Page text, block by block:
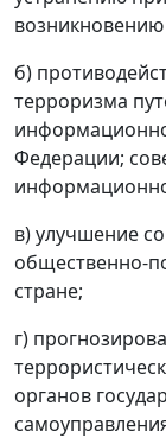
б)
терроризма
Федерации;
в) улучшение
общественно-
стране;
г)
органов